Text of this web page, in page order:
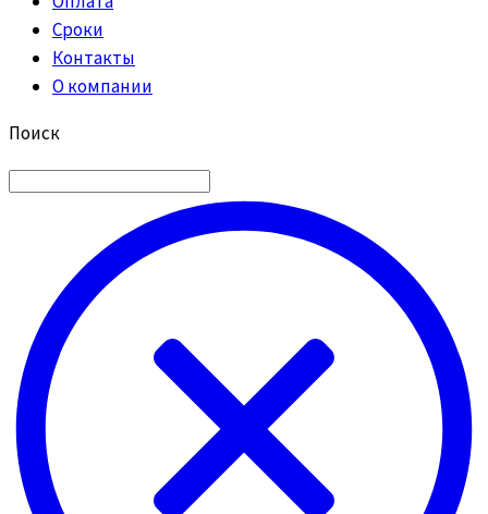
Сроки
Контакты
О компании
Поиск